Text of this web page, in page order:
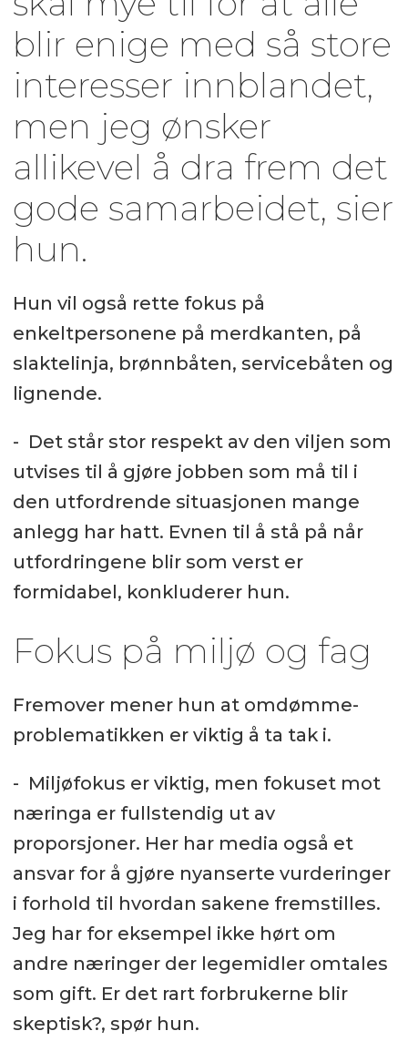
blir enige med så store
interesser innblandet,
men jeg ønsker
allikevel å dra frem det
gode samarbeidet, sier
hun.
Hun vil også rette fokus på
enkeltpersonene på merdkanten, på
slaktelinja, brønnbåten, servicebåten og
lignende.
- Det står stor respekt av den viljen som
utvises til å gjøre jobben som må til i
den utfordrende situasjonen mange
anlegg har hatt. Evnen til å stå på når
utfordringene blir som verst er
formidabel, konkluderer hun.
Fokus på miljø og fag
Fremover mener hun at omdømme-
problematikken er viktig å ta tak i.
- Miljøfokus er viktig, men fokuset mot
næringa er fullstendig ut av
proporsjoner. Her har media også et
ansvar for å gjøre nyanserte vurderinger
i forhold til hvordan sakene fremstilles.
Jeg har for eksempel ikke hørt om
andre næringer der legemidler omtales
som gift. Er det rart forbrukerne blir
skeptisk?, spør hun.